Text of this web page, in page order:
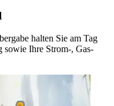
halten Sie am Tag
sowie Ihre Strom-, Gas-